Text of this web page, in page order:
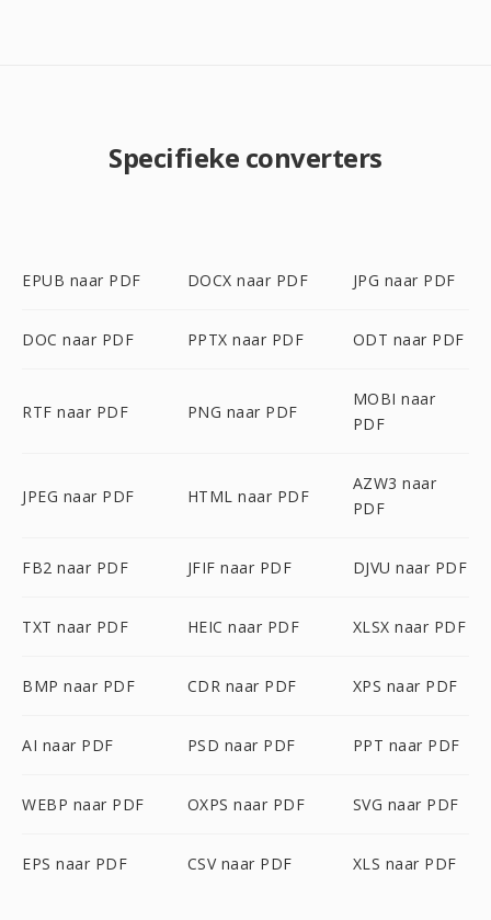
Specifieke converters
EPUB naar PDF DOCX naar PDF JPG naar PDF
DOC naar PDF PPTX naar PDF ODT naar PDF
RTF naar PDF PNG naar PDF
MOBI naar
PDF
JPEG naar PDF HTML naar PDF
AZW3 naar
PDF
FB2 naar PDF JFIF naar PDF DJVU naar PDF
TXT naar PDF HEIC naar PDF XLSX naar PDF
BMP naar PDF CDR naar PDF XPS naar PDF
AI naar PDF PSD naar PDF PPT naar PDF
WEBP naar PDF OXPS naar PDF SVG naar PDF
EPS naar PDF CSV naar PDF XLS naar PDF